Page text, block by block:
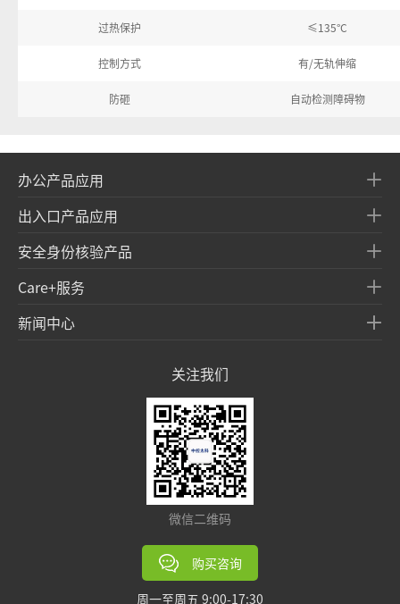
过热保护 ≤135°C
控制方式 有/无轨伸缩
防砸 自动检测障碍物
办公产品应用
出入口产品应用
安全身份核验产品
Care+服务
新闻中心
关注我们
微信二维码
购买咨询
周一至周五 9:00-17:30